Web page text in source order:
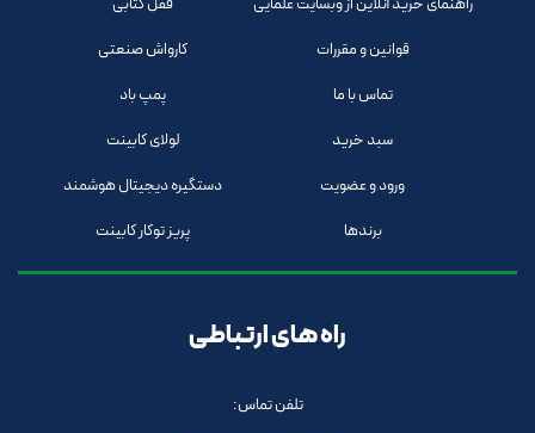
قوانین و مقررات
تماس با ما
سبد خرید
ورود و عضویت
برندها
کارواش صنعتی
پمپ باد
لولای کابینت
دستگیره دیجیتال هوشمند
پریز توکار کابینت
راه های ارتباطی
تلفن تماس: